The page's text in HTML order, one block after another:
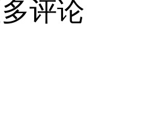
评论